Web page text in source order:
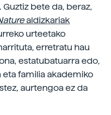
bete da, beraz,
aldizkariak
urteetako
erretratu hau
estatubatuarra edo,
eta familia akademiko
aurtengoa ez da